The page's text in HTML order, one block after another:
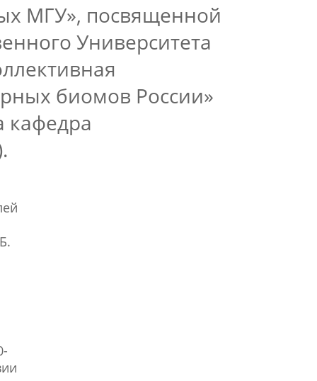
МГУ», посвященной
Университета
биомов России»
кафедра